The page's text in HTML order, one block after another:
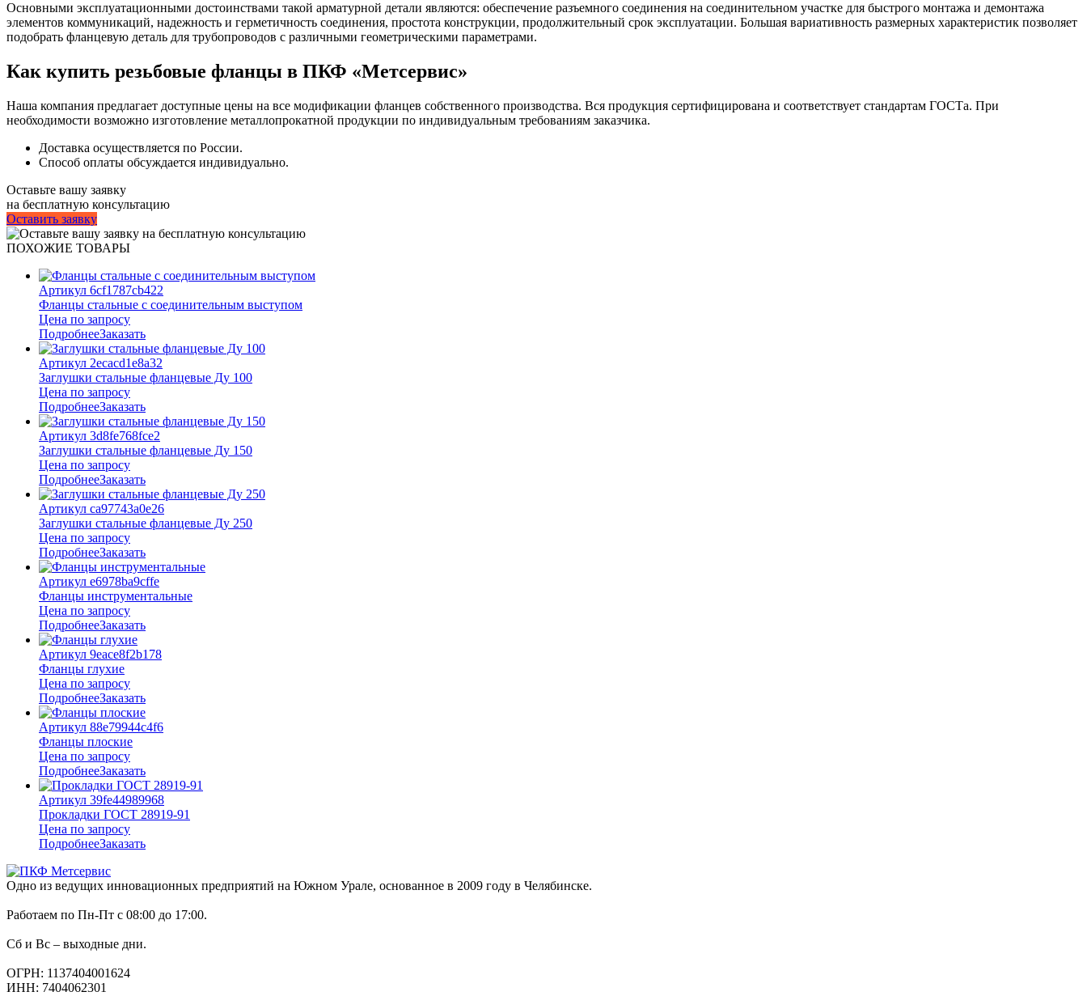
Основными эксплуатационными достоинствами такой арматурной детали являются: обеспечение разъемного соединения на соединительном участке для быстрого монтажа и демонтажа
элементов коммуникаций, надежность и герметичность соединения, простота конструкции, продолжительный срок эксплуатации. Большая вариативность размерных характеристик позволяет
подобрать фланцевую деталь для трубопроводов с различными геометрическими параметрами.
Как купить резьбовые фланцы в ПКФ «Метсервис»
Наша компания предлагает доступные цены на все модификации фланцев собственного производства. Вся продукция сертифицирована и соответствует стандартам ГОСТа. При
необходимости возможно изготовление металлопрокатной продукции по индивидуальным требованиям заказчика.
Доставка осуществляется по России.
Способ оплаты обсуждается индивидуально.
Оставьте вашу заявку
на бесплатную консультацию
Оставить заявку
ПОХОЖИЕ ТОВАРЫ
Артикул 6cf1787cb422
Фланцы стальные с соединительным выступом
Цена по запросу
ПодробнееЗаказать
Артикул 2ecacd1e8a32
Заглушки стальные фланцевые Ду 100
Цена по запросу
ПодробнееЗаказать
Артикул 3d8fe768fce2
Заглушки стальные фланцевые Ду 150
Цена по запросу
ПодробнееЗаказать
Артикул ca97743a0e26
Заглушки стальные фланцевые Ду 250
Цена по запросу
ПодробнееЗаказать
Артикул e6978ba9cffe
Фланцы инструментальные
Цена по запросу
ПодробнееЗаказать
Артикул 9eace8f2b178
Фланцы глухие
Цена по запросу
ПодробнееЗаказать
Артикул 88e79944c4f6
Фланцы плоские
Цена по запросу
ПодробнееЗаказать
Артикул 39fe44989968
Прокладки ГОСТ 28919-91
Цена по запросу
ПодробнееЗаказать
Одно из ведущих инновационных предприятий на Южном Урале, основанное в 2009 году в Челябинске.
Работаем по Пн-Пт с 08:00 до 17:00.
Сб и Вс – выходные дни.
ОГРН: 1137404001624
ИНН: 7404062301